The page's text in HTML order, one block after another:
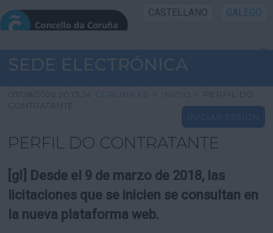
CASTELLANO GALEGO
INICIO SEDE
INICIO
INFORMACIÓN PÚBLICA
UTILIDADES
SEDE ELECTRÓNICA
07/08/2026 20:13:24 CORUNA.ES > INICIO > PERFIL DO
CONTRATANTE
INICIAR SESIÓN
PERFIL DO CONTRATANTE
[gl] Desde el 9 de marzo de 2018, las
licitaciones que se inicien se consultan en
la nueva plataforma web.